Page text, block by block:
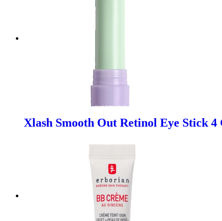
Xlash Smooth Out Retinol Eye Stick 4